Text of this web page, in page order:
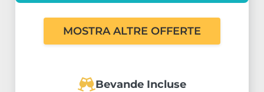
MOSTRA ALTRE OFFERTE
Bevande Incluse